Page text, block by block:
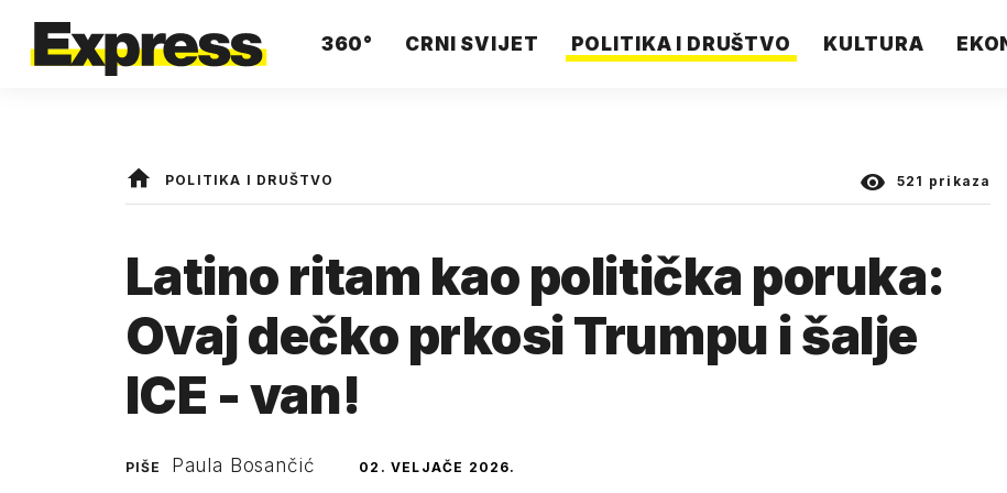
360° CRNI SVIJET POLITIKA I DRUŠTVO KULTURA
POLITIKA I DRUŠTVO 521 prikaza
Latino ritam kao politička poruka:
Ovaj dečko prkosi Trumpu i šalje
ICE - van!
PIŠE Paula Bosančić 02. VELJAČE 2026.